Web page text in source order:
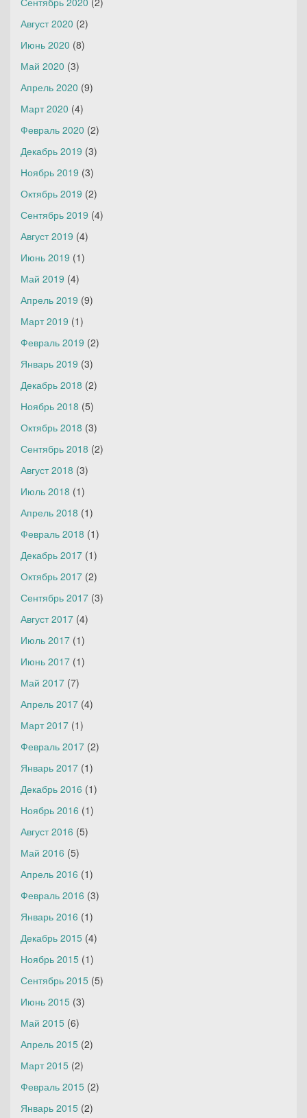
Август 2020 (2)
Июнь 2020 (8)
Май 2020 (3)
Апрель 2020 (9)
Март 2020 (4)
Февраль 2020 (2)
Декабрь 2019 (3)
Ноябрь 2019 (3)
Октябрь 2019 (2)
Сентябрь 2019 (4)
Август 2019 (4)
Июнь 2019 (1)
Май 2019 (4)
Апрель 2019 (9)
Март 2019 (1)
Февраль 2019 (2)
Январь 2019 (3)
Декабрь 2018 (2)
Ноябрь 2018 (5)
Октябрь 2018 (3)
Сентябрь 2018 (2)
Август 2018 (3)
Июль 2018 (1)
Апрель 2018 (1)
Февраль 2018 (1)
Декабрь 2017 (1)
Октябрь 2017 (2)
Сентябрь 2017 (3)
Август 2017 (4)
Июль 2017 (1)
Июнь 2017 (1)
Май 2017 (7)
Апрель 2017 (4)
Март 2017 (1)
Февраль 2017 (2)
Январь 2017 (1)
Декабрь 2016 (1)
Ноябрь 2016 (1)
Август 2016 (5)
Май 2016 (5)
Апрель 2016 (1)
Февраль 2016 (3)
Январь 2016 (1)
Декабрь 2015 (4)
Ноябрь 2015 (1)
Сентябрь 2015 (5)
Июнь 2015 (3)
Май 2015 (6)
Апрель 2015 (2)
Март 2015 (2)
Февраль 2015 (2)
Январь 2015 (2)